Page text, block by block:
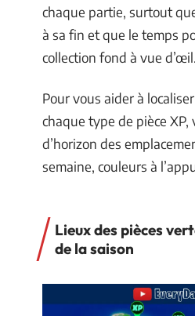
chaque partie, surtout
à sa fin et que le temps
collection fond à vue d’œil.
Pour vous aider à
chaque type de pièce XP,
d’horizon des
semaine, couleurs à
Lieux des pièces
de la saison